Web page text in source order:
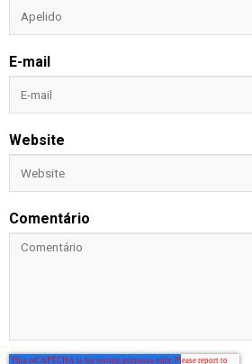
E-mail
Website
Comentário